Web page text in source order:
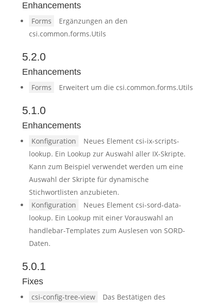
Enhancements
Forms
Ergänzungen an den
csi.common.forms.Utils
5.2.0
Enhancements
Forms Erweitert um die csi.common.forms.Utils
5.1.0
Enhancements
Konfiguration
Neues Element csi-ix-scripts-
lookup. Ein Lookup zur Auswahl aller IX-Skripte.
Kann zum Beispiel verwendet werden um eine
Auswahl der Skripte für dynamische
Stichwortlisten anzubieten.
Konfiguration
Neues Element csi-sord-data-
lookup. Ein Lookup mit einer Vorauswahl an
handlebar-Templates zum Auslesen von SORD-
Daten.
5.0.1
Fixes
csi-config-tree-view
Das Bestätigen des